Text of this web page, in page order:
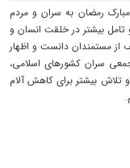
رمضان به سران و مردم
تامل بیشتر در خلقت انسان و
از مستمندان دانست و اظهار
سران کشورهای اسلامی،
بیشتر برای کاهش آلام